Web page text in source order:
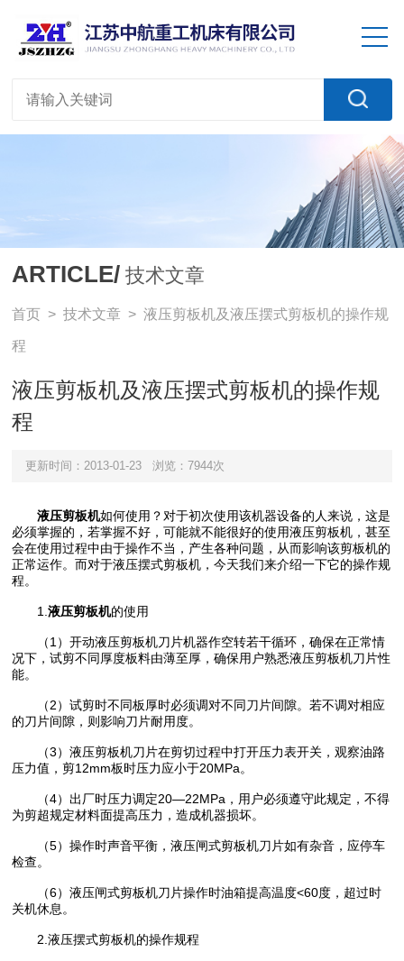
ARTICLE/ 技术文章
首页 >技术文章 > 液压剪板机及液压摆式剪板机的操作规
程
液压剪板机及液压摆式剪板机的操作规
程
更新时间：2013-01-23 浏览：7944次
液压剪板机如何使用？对于初次使用该机器设备的人来说，这是
必须掌握的，若掌握不好，可能就不能很好的使用液压剪板机，甚至
会在使用过程中由于操作不当，产生各种问题，从而影响该剪板机的
正常运作。而对于液压摆式剪板机，今天我们来介绍一下它的操作规
程。
1.液压剪板机的使用
（1）开动液压剪板机刀片机器作空转若干循环，确保在正常情
况下，试剪不同厚度板料由薄至厚，确保用户熟悉液压剪板机刀片性
能。
（2）试剪时不同板厚时必须调对不同刀片间隙。若不调对相应
的刀片间隙，则影响刀片耐用度。
（3）液压剪板机刀片在剪切过程中打开压力表开关，观察油路
压力值，剪12mm板时压力应小于20MPa。
（4）出厂时压力调定20—22MPa，用户必须遵守此规定，不得
为剪超规定材料面提高压力，造成机器损坏。
（5）操作时声音平衡，液压闸式剪板机刀片如有杂音，应停车
检查。
（6）液压闸式剪板机刀片操作时油箱提高温度<60度，超过时
关机休息。
2.液压摆式剪板机的操作规程